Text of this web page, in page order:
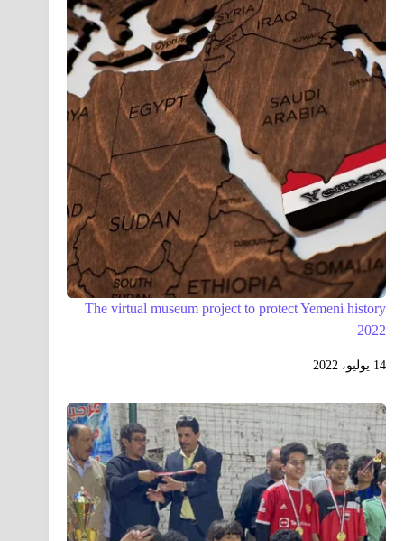
The virtual museum project to protect Yemeni history
2022
14 يوليو، 2022